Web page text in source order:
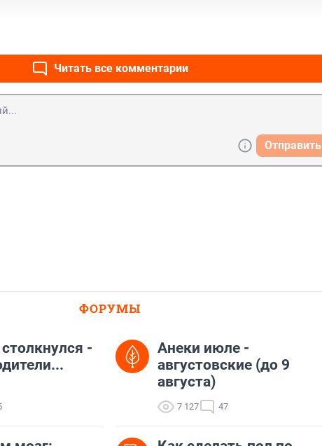
Читать все комментарии
Отправить
ФОРУМЫ
-
Анеки июле -
августовские (до 9
августа)
7 127 47